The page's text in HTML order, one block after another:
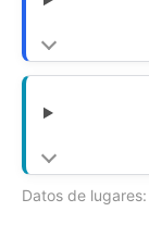
Datos de lugares: